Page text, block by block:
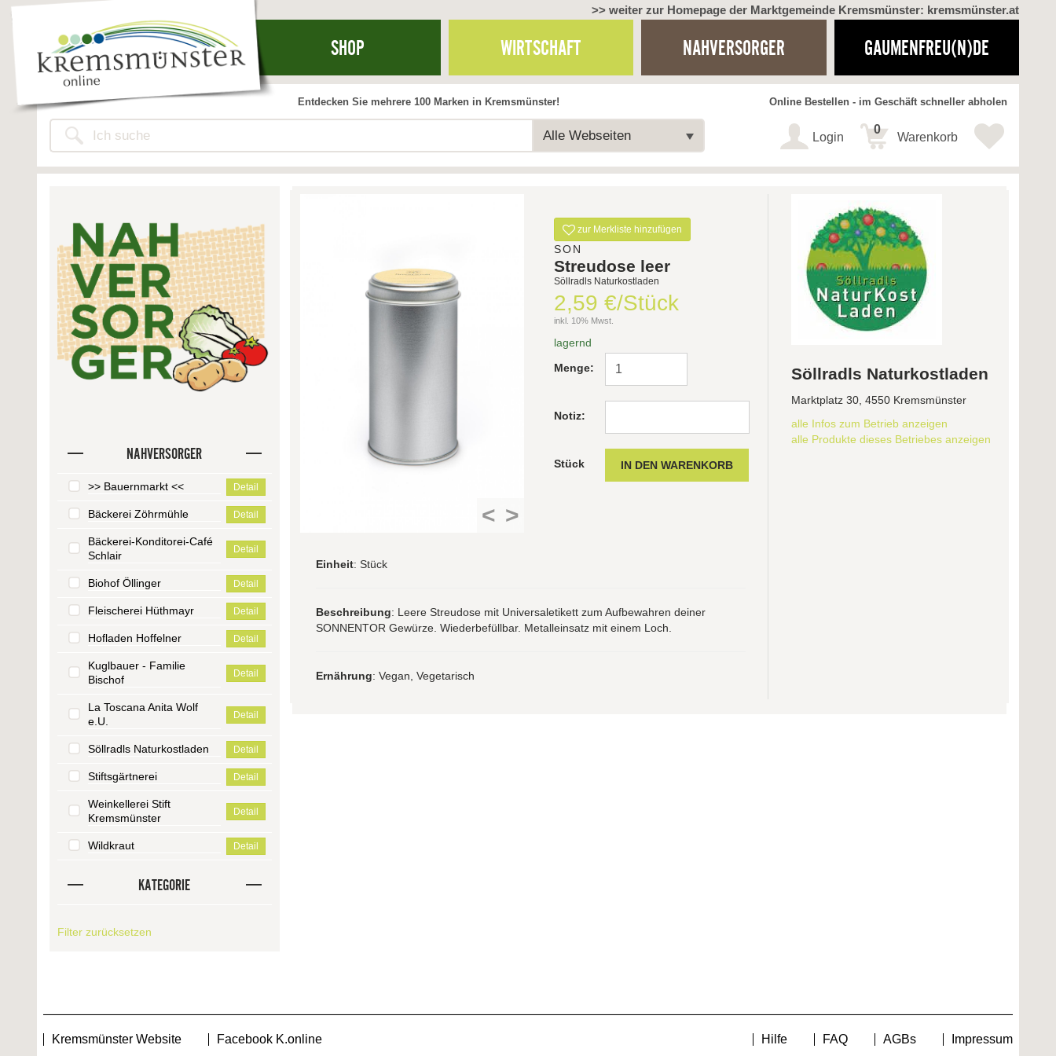
>> weiter zur Homepage der Marktgemeinde Kremsmünster: kremsmünster.at
SHOP WIRTSCHAFT NAHVERSORGER GAUMENFREU(N)DE
Alle Webseiten
Entdecken Sie mehrere 100 Marken in Kremsmünster! Online Bestellen - im Geschäft schneller abholen
Login Warenkorb
0
NAHVERSORGER
>> Bauernmarkt << Detail
Bäckerei Zöhrmühle Detail
Bäckerei-Konditorei-Café
Schlair
Detail
Biohof Öllinger Detail
Fleischerei Hüthmayr Detail
Hofladen Hoffelner Detail
Kuglbauer - Familie
Bischof
Detail
La Toscana Anita Wolf
e.U.
Detail
Söllradls Naturkostladen Detail
Stiftsgärtnerei Detail
Weinkellerei Stift
Kremsmünster
Detail
Wildkraut Detail
KATEGORIE
Filter zurücksetzen
< >
zur Merkliste hinzufügen
SON
Streudose leer
Söllradls Naturkostladen
2,59 €/Stück
inkl. 10% Mwst.
lagernd
Menge:
Notiz:
Stück
Einheit: Stück
Beschreibung: Leere Streudose mit Universaletikett zum Aufbewahren deiner
SONNENTOR Gewürze. Wiederbefüllbar. Metalleinsatz mit einem Loch.
Ernährung: Vegan, Vegetarisch
Söllradls Naturkostladen
Marktplatz 30, 4550 Kremsmünster
alle Infos zum Betrieb anzeigen
alle Produkte dieses Betriebes anzeigen
Kremsmünster Website Facebook K.online Hilfe FAQ AGBs Impressum